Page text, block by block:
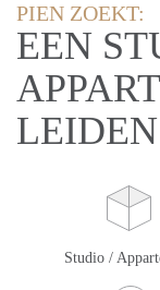
PIEN ZOEKT:
EEN
LEIDEN
Studio /